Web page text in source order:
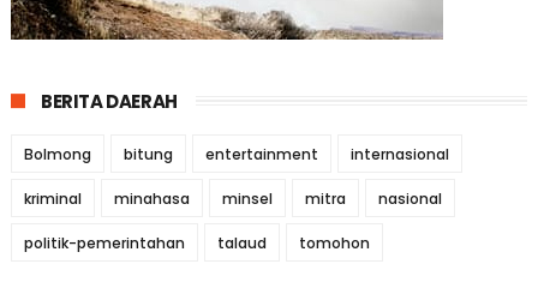
BERITA DAERAH
Bolmong bitung entertainment internasional
kriminal minahasa minsel mitra nasional
politik-pemerintahan talaud tomohon